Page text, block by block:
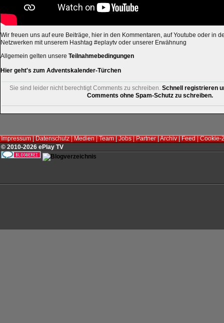
Wir freuen uns auf eure Beiträge, hier in den Kommentaren, auf Youtube oder in
Netzwerken mit unserem Hashtag #eplaytv oder unserer Erwähnung
Allgemein gelten unsere Teilnahmebedingungen
Hier geht's zum Adventskalender-Türchen
Sie sind leider nicht berechtigt Comments zu schreiben. Schnell registrieren
Comments ohne Spam-Schutz zu schreiben.
Impressum|Datenschutz|Medien|Team|Jobs|Partner|Archiv|Feed|Cookie-
© 2010-2026 ePlay TV